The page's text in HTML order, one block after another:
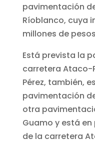
pavimentación
Ríoblanco, cuya
millones de
Está prevista la
carretera Ataco-
Pérez, también,
pavimentación
otra
Guamo y está
de la carretera